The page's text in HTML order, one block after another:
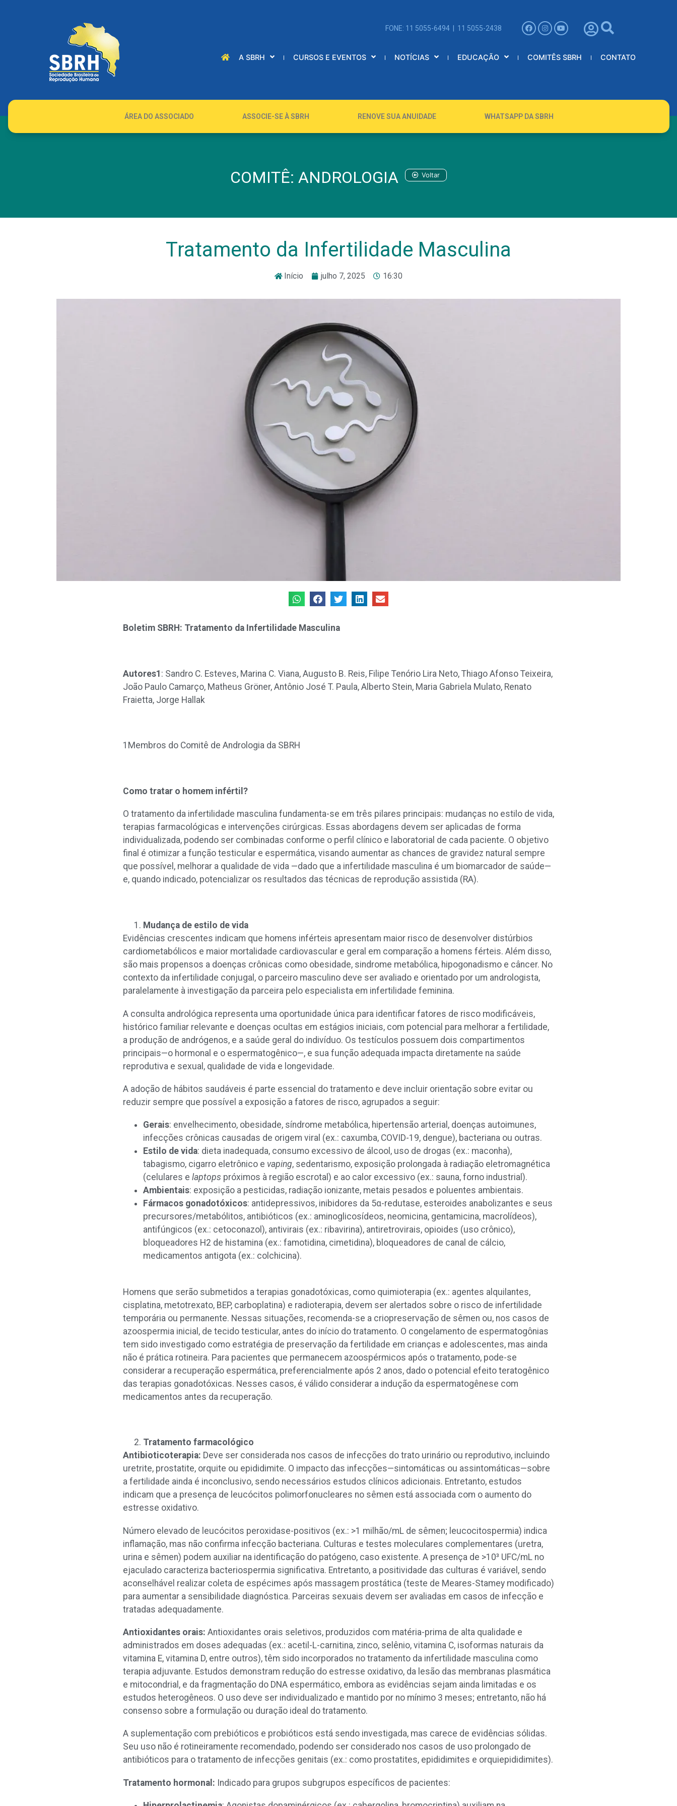
FONE: 11 5055-6494 | 11 5055-2438
A SBRH CURSOS E EVENTOS NOTÍCIAS EDUCAÇÃO COMITÊS SBRH CONTATO
ÁREA DO ASSOCIADO ASSOCIE-SE À SBRH RENOVE SUA ANUIDADE WHATSAPP DA SBRH
COMITÊ: ANDROLOGIA Voltar
Tratamento da Infertilidade Masculina
Início julho 7, 2025 16:30
Boletim SBRH: Tratamento da Infertilidade Masculina
Autores1 : Sandro C. Esteves, Marina C. Viana, Augusto B. Reis, Filipe Tenório Lira Neto, Thiago Afonso Teixeira,
João Paulo Camarço, Matheus Gröner, Antônio José T. Paula, Alberto Stein, Maria Gabriela Mulato, Renato
Fraietta, Jorge Hallak
1 Membros do Comitê de Andrologia da SBRH
Como tratar o homem infértil?
O tratamento da infertilidade masculina fundamenta-se em três pilares principais: mudanças no estilo de vida,
terapias farmacológicas e intervenções cirúrgicas. Essas abordagens devem ser aplicadas de forma
individualizada, podendo ser combinadas conforme o perfil clínico e laboratorial de cada paciente. O objetivo
final é otimizar a função testicular e espermática, visando aumentar as chances de gravidez natural sempre
que possível, melhorar a qualidade de vida —dado que a infertilidade masculina é um biomarcador de saúde—
e, quando indicado, potencializar os resultados das técnicas de reprodução assistida (RA).
Mudança de estilo de vida
Evidências crescentes indicam que homens inférteis apresentam maior risco de desenvolver distúrbios
cardiometabólicos e maior mortalidade cardiovascular e geral em comparação a homens férteis. Além disso,
são mais propensos a doenças crônicas como obesidade, sindrome metabólica, hipogonadismo e câncer. No
contexto da infertilidade conjugal, o parceiro masculino deve ser avaliado e orientado por um andrologista,
paralelamente à investigação da parceira pelo especialista em infertilidade feminina.
A consulta andrológica representa uma oportunidade única para identificar fatores de risco modificáveis,
histórico familiar relevante e doenças ocultas em estágios iniciais, com potencial para melhorar a fertilidade,
a produção de andrógenos, e a saúde geral do indivíduo. Os testículos possuem dois compartimentos
principais—o hormonal e o espermatogênico—, e sua função adequada impacta diretamente na saúde
reprodutiva e sexual, qualidade de vida e longevidade.
A adoção de hábitos saudáveis é parte essencial do tratamento e deve incluir orientação sobre evitar ou
reduzir sempre que possível a exposição a fatores de risco, agrupados a seguir:
Gerais: envelhecimento, obesidade, síndrome metabólica, hipertensão arterial, doenças autoimunes,
infecções crônicas causadas de origem viral (ex.: caxumba, COVID-19, dengue), bacteriana ou outras.
Estilo de vida: dieta inadequada, consumo excessivo de álcool, uso de drogas (ex.: maconha),
tabagismo, cigarro eletrônico e vaping, sedentarismo, exposição prolongada à radiação eletromagnética
(celulares e laptops próximos à região escrotal) e ao calor excessivo (ex.: sauna, forno industrial).
Ambientais: exposição a pesticidas, radiação ionizante, metais pesados e poluentes ambientais.
Fármacos gonadotóxicos: antidepressivos, inibidores da 5α-redutase, esteroides anabolizantes e seus
precursores/metabólitos, antibióticos (ex.: aminoglicosídeos, neomicina, gentamicina, macrolídeos),
antifúngicos (ex.: cetoconazol), antivirais (ex.: ribavirina), antiretrovirais, opioides (uso crônico),
bloqueadores H2 de histamina (ex.: famotidina, cimetidina), bloqueadores de canal de cálcio,
medicamentos antigota (ex.: colchicina).
Homens que serão submetidos a terapias gonadotóxicas, como quimioterapia (ex.: agentes alquilantes,
cisplatina, metotrexato, BEP, carboplatina) e radioterapia, devem ser alertados sobre o risco de infertilidade
temporária ou permanente. Nessas situações, recomenda-se a criopreservação de sêmen ou, nos casos de
azoospermia inicial, de tecido testicular, antes do início do tratamento. O congelamento de espermatogônias
tem sido investigado como estratégia de preservação da fertilidade em crianças e adolescentes, mas ainda
não é prática rotineira. Para pacientes que permanecem azoospérmicos após o tratamento, pode-se
considerar a recuperação espermática, preferencialmente após 2 anos, dado o potencial efeito teratogênico
das terapias gonadotóxicas. Nesses casos, é válido considerar a indução da espermatogênese com
medicamentos antes da recuperação.
Tratamento farmacológico
Antibioticoterapia: Deve ser considerada nos casos de infecções do trato urinário ou reprodutivo, incluindo
uretrite, prostatite, orquite ou epididimite. O impacto das infecções—sintomáticas ou assintomáticas—sobre
a fertilidade ainda é inconclusivo, sendo necessários estudos clínicos adicionais. Entretanto, estudos
indicam que a presença de leucócitos polimorfonucleares no sêmen está associada com o aumento do
estresse oxidativo.
Número elevado de leucócitos peroxidase-positivos (ex.: >1 milhão/mL de sêmen; leucocitospermia) indica
inflamação, mas não confirma infecção bacteriana. Culturas e testes moleculares complementares (uretra,
urina e sêmen) podem auxiliar na identificação do patógeno, caso existente. A presença de >10³ UFC/mL no
ejaculado caracteriza bacteriospermia significativa. Entretanto, a positividade das culturas é variável, sendo
aconselhável realizar coleta de espécimes após massagem prostática (teste de Meares-Stamey modificado)
para aumentar a sensibilidade diagnóstica. Parceiras sexuais devem ser avaliadas em casos de infecção e
tratadas adequadamente.
Antioxidantes orais: Antioxidantes orais seletivos, produzidos com matéria-prima de alta qualidade e
administrados em doses adequadas (ex.: acetil-L-carnitina, zinco, selênio, vitamina C, isoformas naturais da
vitamina E, vitamina D, entre outros), têm sido incorporados no tratamento da infertilidade masculina como
terapia adjuvante. Estudos demonstram redução do estresse oxidativo, da lesão das membranas plasmática
e mitocondrial, e da fragmentação do DNA espermático, embora as evidências sejam ainda limitadas e os
estudos heterogêneos. O uso deve ser individualizado e mantido por no mínimo 3 meses; entretanto, não há
consenso sobre a formulação ou duração ideal do tratamento.
A suplementação com prebióticos e probióticos está sendo investigada, mas carece de evidências sólidas.
Seu uso não é rotineiramente recomendado, podendo ser considerado nos casos de uso prolongado de
antibióticos para o tratamento de infecções genitais (ex.: como prostatites, epididimites e orquiepididimites).
Tratamento hormonal: Indicado para grupos subgrupos específicos de pacientes: